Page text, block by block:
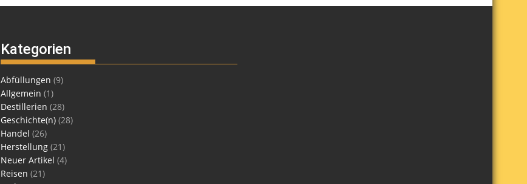
Kategorien
Abfüllungen (9)
Allgemein (1)
Destillerien (28)
Geschichte(n)(28)
Handel (26)
Herstellung(21)
Neuer Artikel (4)
Reisen (21)